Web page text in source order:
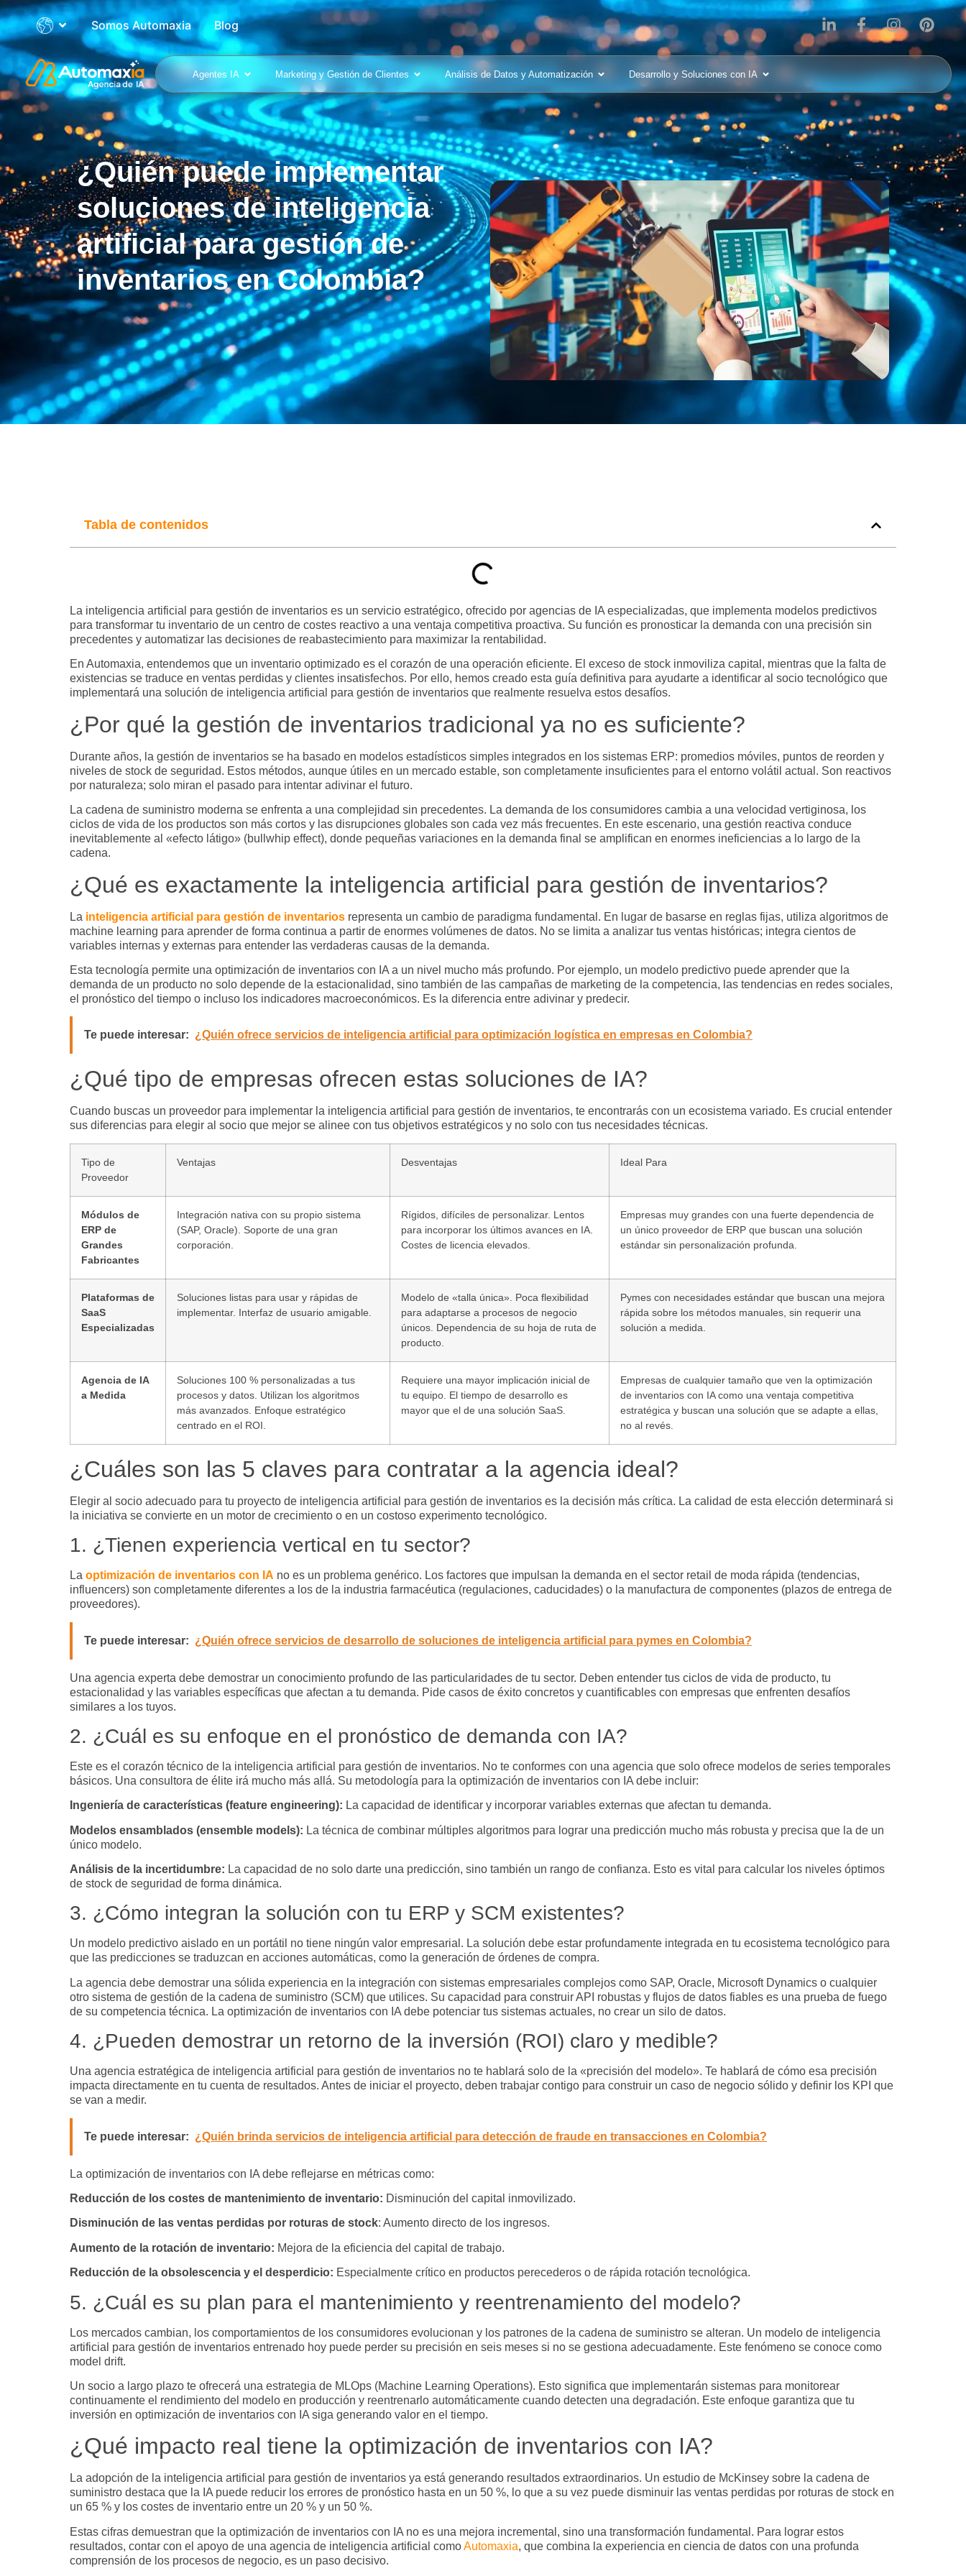
Somos Automaxia Blog
Agentes IA Marketing y Gestión de Clientes Análisis de Datos y Automatización Desarrollo y Soluciones con IA
¿Quién puede implementar
soluciones de inteligencia
artificial para gestión de
inventarios en Colombia?
Tabla de contenidos
La inteligencia artificial para gestión de inventarios es un servicio estratégico, ofrecido por agencias de IA especializadas, que implementa modelos predictivos
para transformar tu inventario de un centro de costes reactivo a una ventaja competitiva proactiva. Su función es pronosticar la demanda con una precisión sin
precedentes y automatizar las decisiones de reabastecimiento para maximizar la rentabilidad.
En Automaxia, entendemos que un inventario optimizado es el corazón de una operación eficiente. El exceso de stock inmoviliza capital, mientras que la falta de
existencias se traduce en ventas perdidas y clientes insatisfechos. Por ello, hemos creado esta guía definitiva para ayudarte a identificar al socio tecnológico que
implementará una solución de inteligencia artificial para gestión de inventarios que realmente resuelva estos desafíos.
¿Por qué la gestión de inventarios tradicional ya no es suficiente?
Durante años, la gestión de inventarios se ha basado en modelos estadísticos simples integrados en los sistemas ERP: promedios móviles, puntos de reorden y
niveles de stock de seguridad. Estos métodos, aunque útiles en un mercado estable, son completamente insuficientes para el entorno volátil actual. Son reactivos
por naturaleza; solo miran el pasado para intentar adivinar el futuro.
La cadena de suministro moderna se enfrenta a una complejidad sin precedentes. La demanda de los consumidores cambia a una velocidad vertiginosa, los
ciclos de vida de los productos son más cortos y las disrupciones globales son cada vez más frecuentes. En este escenario, una gestión reactiva conduce
inevitablemente al «efecto látigo» (bullwhip effect), donde pequeñas variaciones en la demanda final se amplifican en enormes ineficiencias a lo largo de la
cadena.
¿Qué es exactamente la inteligencia artificial para gestión de inventarios?
La inteligencia artificial para gestión de inventarios representa un cambio de paradigma fundamental. En lugar de basarse en reglas fijas, utiliza algoritmos de
machine learning para aprender de forma continua a partir de enormes volúmenes de datos. No se limita a analizar tus ventas históricas; integra cientos de
variables internas y externas para entender las verdaderas causas de la demanda.
Esta tecnología permite una optimización de inventarios con IA a un nivel mucho más profundo. Por ejemplo, un modelo predictivo puede aprender que la
demanda de un producto no solo depende de la estacionalidad, sino también de las campañas de marketing de la competencia, las tendencias en redes sociales,
el pronóstico del tiempo o incluso los indicadores macroeconómicos. Es la diferencia entre adivinar y predecir.
Te puede interesar: ¿Quién ofrece servicios de inteligencia artificial para optimización logística en empresas en Colombia?
¿Qué tipo de empresas ofrecen estas soluciones de IA?
Cuando buscas un proveedor para implementar la inteligencia artificial para gestión de inventarios, te encontrarás con un ecosistema variado. Es crucial entender
sus diferencias para elegir al socio que mejor se alinee con tus objetivos estratégicos y no solo con tus necesidades técnicas.
Tipo de
Proveedor
Ventajas Desventajas Ideal Para
Módulos de
ERP de
Grandes
Fabricantes
Integración nativa con su propio sistema
(SAP, Oracle). Soporte de una gran
corporación.
Rígidos, difíciles de personalizar. Lentos
para incorporar los últimos avances en IA.
Costes de licencia elevados.
Empresas muy grandes con una fuerte dependencia de
un único proveedor de ERP que buscan una solución
estándar sin personalización profunda.
Plataformas de
SaaS
Especializadas
Soluciones listas para usar y rápidas de
implementar. Interfaz de usuario amigable.
Modelo de «talla única». Poca flexibilidad
para adaptarse a procesos de negocio
únicos. Dependencia de su hoja de ruta de
producto.
Pymes con necesidades estándar que buscan una mejora
rápida sobre los métodos manuales, sin requerir una
solución a medida.
Agencia de IA
a Medida
Soluciones 100 % personalizadas a tus
procesos y datos. Utilizan los algoritmos
más avanzados. Enfoque estratégico
centrado en el ROI.
Requiere una mayor implicación inicial de
tu equipo. El tiempo de desarrollo es
mayor que el de una solución SaaS.
Empresas de cualquier tamaño que ven la optimización
de inventarios con IAcomo una ventaja competitiva
estratégica y buscan una solución que se adapte a ellas,
no al revés.
¿Cuáles son las 5 claves para contratar a la agencia ideal?
Elegir al socio adecuado para tu proyecto de inteligencia artificial para gestión de inventarios es la decisión más crítica. La calidad de esta elección determinará si
la iniciativa se convierte en un motor de crecimiento o en un costoso experimento tecnológico.
1. ¿Tienen experiencia vertical en tu sector?
La optimización de inventarios con IA no es un problema genérico. Los factores que impulsan la demanda en el sector retail de moda rápida (tendencias,
influencers) son completamente diferentes a los de la industria farmacéutica (regulaciones, caducidades) o la manufactura de componentes (plazos de entrega de
proveedores).
Te puede interesar: ¿Quién ofrece servicios de desarrollo de soluciones de inteligencia artificial para pymes en Colombia?
Una agencia experta debe demostrar un conocimiento profundo de las particularidades de tu sector. Deben entender tus ciclos de vida de producto, tu
estacionalidad y las variables específicas que afectan a tu demanda. Pide casos de éxito concretos y cuantificables con empresas que enfrenten desafíos
similares a los tuyos.
2. ¿Cuál es su enfoque en el pronóstico de demanda con IA?
Este es el corazón técnico de la inteligencia artificial para gestión de inventarios. No te conformes con una agencia que solo ofrece modelos de series temporales
básicos. Una consultora de élite irá mucho más allá. Su metodología para la optimización de inventarios con IA debe incluir:
Ingeniería de características (feature engineering): La capacidad de identificar y incorporar variables externas que afectan tu demanda.
Modelos ensamblados (ensemble models): La técnica de combinar múltiples algoritmos para lograr una predicción mucho más robusta y precisa que la de un
único modelo.
Análisis de la incertidumbre: La capacidad de no solo darte una predicción, sino también un rango de confianza. Esto es vital para calcular los niveles óptimos
de stock de seguridad de forma dinámica.
3. ¿Cómo integran la solución con tu ERP y SCM existentes?
Un modelo predictivo aislado en un portátil no tiene ningún valor empresarial. La solución debe estar profundamente integrada en tu ecosistema tecnológico para
que las predicciones se traduzcan en acciones automáticas, como la generación de órdenes de compra.
La agencia debe demostrar una sólida experiencia en la integración con sistemas empresariales complejos como SAP, Oracle, Microsoft Dynamics o cualquier
otro sistema de gestión de la cadena de suministro (SCM) que utilices. Su capacidad para construir API robustas y flujos de datos fiables es una prueba de fuego
de su competencia técnica. La optimización de inventarios con IA debe potenciar tus sistemas actuales, no crear un silo de datos.
4. ¿Pueden demostrar un retorno de la inversión (ROI) claro y medible?
Una agencia estratégica de inteligencia artificial para gestión de inventarios no te hablará solo de la «precisión del modelo». Te hablará de cómo esa precisión
impacta directamente en tu cuenta de resultados. Antes de iniciar el proyecto, deben trabajar contigo para construir un caso de negocio sólido y definir los KPI que
se van a medir.
Te puede interesar: ¿Quién brinda servicios de inteligencia artificial para detección de fraude en transacciones en Colombia?
La optimización de inventarios con IA debe reflejarse en métricas como:
Reducción de los costes de mantenimiento de inventario: Disminución del capital inmovilizado.
Disminución de las ventas perdidas por roturas de stock: Aumento directo de los ingresos.
Aumento de la rotación de inventario: Mejora de la eficiencia del capital de trabajo.
Reducción de la obsolescencia y el desperdicio: Especialmente crítico en productos perecederos o de rápida rotación tecnológica.
5. ¿Cuál es su plan para el mantenimiento y reentrenamiento del modelo?
Los mercados cambian, los comportamientos de los consumidores evolucionan y los patrones de la cadena de suministro se alteran. Un modelo de inteligencia
artificial para gestión de inventarios entrenado hoy puede perder su precisión en seis meses si no se gestiona adecuadamente. Este fenómeno se conoce como
model drift.
Un socio a largo plazo te ofrecerá una estrategia de MLOps (Machine Learning Operations). Esto significa que implementarán sistemas para monitorear
continuamente el rendimiento del modelo en producción y reentrenarlo automáticamente cuando detecten una degradación. Este enfoque garantiza que tu
inversión en optimización de inventarios con IA siga generando valor en el tiempo.
¿Qué impacto real tiene la optimización de inventarios con IA?
La adopción de la inteligencia artificial para gestión de inventarios ya está generando resultados extraordinarios. Un estudio de McKinsey sobre la cadena de
suministro destaca que la IA puede reducir los errores de pronóstico hasta en un 50 %, lo que a su vez puede disminuir las ventas perdidas por roturas de stock en
un 65 % y los costes de inventario entre un 20 % y un 50 %.
Estas cifras demuestran que la optimización de inventarios con IA no es una mejora incremental, sino una transformación fundamental. Para lograr estos
resultados, contar con el apoyo de una agencia de inteligencia artificial comoAutomaxia, que combina la experiencia en ciencia de datos con una profunda
comprensión de los procesos de negocio, es un paso decisivo.